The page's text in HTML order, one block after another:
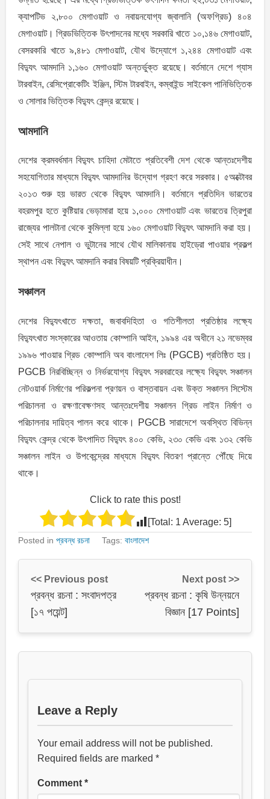
ক্যাপটিভ ২,৮০০ মেগাওয়াট ও নবায়নযোগ্য জ্বালানি (অফগ্রিড) ৪০৪
মেগাওয়াট। গ্রিডভিত্তিক উৎপাদনের মধ্যে সরকারি খাতে ১০,১৪৬ মেগাওয়াট,
বেসরকারি খাতে ৯,৪৮১ মেগাওয়াট, যৌথ উদ্যোগে ১,২৪৪ মেগাওয়াট এবং
বিদ্যুৎ আমদানি ১,১৬০ মেগাওয়াট অন্তর্ভুক্ত রয়েছে। বর্তমানে দেশে গ্যাস
টারবাইন, রেসিপ্রোকেটিং ইঞ্জিন, স্টিম টারবাইন, কম্বাইন্ড সাইকেল পানিভিত্তিক
ও সোলার ভিত্তিক বিদ্যুৎ কেন্দ্র রয়েছে।
আমদানি
দেশের ক্রমবর্ধমান বিদ্যুৎ চাহিদা মেটাতে প্রতিবেশী দেশ থেকে আন্তঃদেশীয়
সহযোগিতার মাধ্যমে বিদ্যুৎ আমদানির উদ্যোগ গ্রহণ করে সরকার। ৫অক্টোবর
২০১৩ শুরু হয় ভারত থেকে বিদ্যুৎ আমদানি। বর্তমানে প্রতিদিন ভারতের
বহরমপুর হতে কুষ্টিয়ার ভেড়ামারা হয়ে ১,০০০ মেগাওয়াট এবং ভারতের ত্রিপুরা
রাজ্যের পালটানা থেকে কুমিল্লা হয়ে ১৬০ মেগাওয়াট বিদ্যুৎ আমদানি করা হয়।
সেই সাথে নেপাল ও ভুটানের সাথে যৌথ মালিকানায় হাইড্রো পাওয়ার প্রকল্প
স্থাপন এবং বিদ্যুৎ আমদানি করার বিষয়টি প্রক্রিয়াধীন।
সঞ্চালন
দেশের বিদ্যুৎখাতে দক্ষতা, জবাবদিহিতা ও গতিশীলতা প্রতিষ্ঠার লক্ষ্যে
বিদ্যুৎখাত সংস্কারের আওতায় কোম্পানি আইন, ১৯৯৪ এর অধীনে ২১ নভেম্বর
১৯৯৬ পাওয়ার গ্রিড কোম্পানি অব বাংলাদেশ লিঃ (PGCB) প্রতিষ্ঠিত হয়।
PGCB নিরবিচ্ছিন্ন ও নির্ভরযোগ্য বিদ্যুৎ সরবরাহের লক্ষ্যে বিদ্যুৎ সঞ্চালন
নেটওয়ার্ক নির্মাণের পরিকল্পনা প্রণয়ন ও বাস্তবায়ন এবং উক্ত সঞ্চালন সিস্টেম
পরিচালনা ও রক্ষণাবেক্ষণসহ আন্তঃদেশীয় সঞ্চালন গ্রিড লাইন নির্মাণ ও
পরিচালনার দায়িত্ব পালন করে থাকে। PGCB সারাদেশে অবস্থিত বিভিন্ন
বিদ্যুৎ কেন্দ্র থেকে উৎপাদিত বিদ্যুৎ ৪০০ কেভি, ২৩০ কেভি এবং ১৩২ কেভি
সঞ্চালন লাইন ও উপকেন্দ্রের মাধ্যমে বিদ্যুৎ বিতরণ প্রান্তে পৌঁছে দিয়ে
থাকে।
Click to rate this post!
[Total: 1 Average: 5]
Posted in প্রবন্ধ রচনা Tags: বাংলাদেশ
<< Previous post
প্রবন্ধ রচনা : সংবাদপত্র
[১৭ পয়েন্ট]
Next post >>
প্রবন্ধ রচনা : কৃষি উন্নয়নে
বিজ্ঞান [17 Points]
Leave a Reply
Your email address will not be published.
Required fields are marked *
Comment *